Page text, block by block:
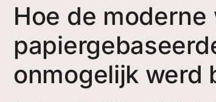
Hoe de
onmogelijk werd